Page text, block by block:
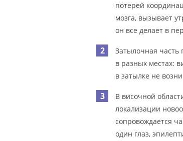
потерей
мозга, вызывает
он все делает в
Затылочная часть
в разных местах:
в затылке не
В височной
локализации
сопровождается
один глаз,